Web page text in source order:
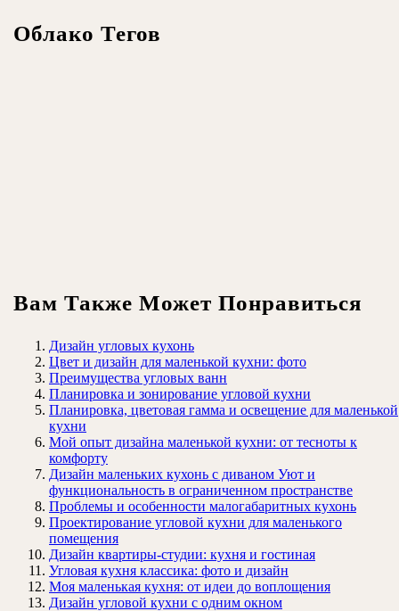
Облако Тегов
Вам Также Может Понравиться
Дизайн угловых кухонь
Цвет и дизайн для маленькой кухни: фото
Преимущества угловых ванн
Планировка и зонирование угловой кухни
Планировка, цветовая гамма и освещение для маленькой
кухни
Мой опыт дизайна маленькой кухни: от тесноты к
комфорту
Дизайн маленьких кухонь с диваном Уют и
функциональность в ограниченном пространстве
Проблемы и особенности малогабаритных кухонь
Проектирование угловой кухни для маленького
помещения
Дизайн квартиры-студии: кухня и гостиная
Угловая кухня классика: фото и дизайн
Моя маленькая кухня: от идеи до воплощения
Дизайн угловой кухни с одним окном